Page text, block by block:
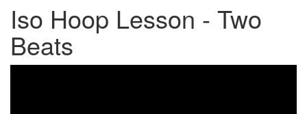
Iso Hoop Lesson - Two
Beats